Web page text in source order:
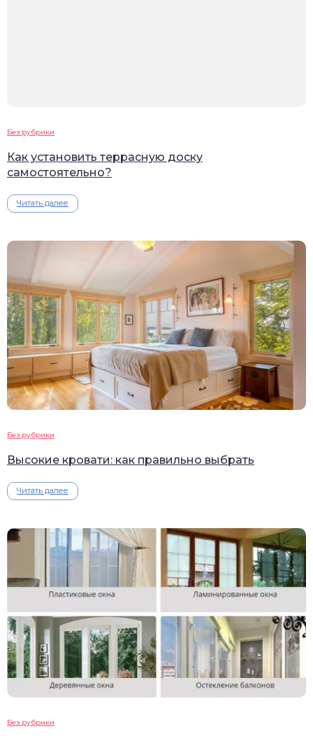
Без рубрики
Как установить террасную доску
самостоятельно?
Читать далее
Без рубрики
Высокие кровати: как правильно выбрать
Читать далее
Без рубрики